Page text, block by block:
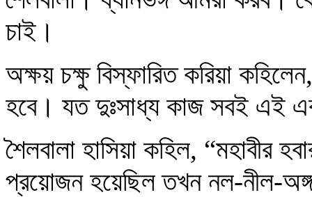
চাই।
অক্ষয় চক্ষু বিস্ফারিত করিয়া
হবে। যত দুঃসাধ্য কাজ সবই এই
শৈলবালা হাসিয়া কহিল, “মহাবীর
প্রয়োজন হয়েছিল তখন নল-নীল-